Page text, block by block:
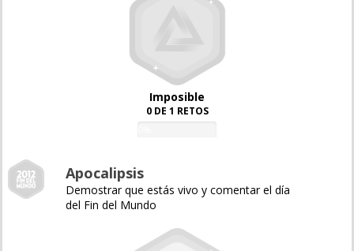
Imposible
0 DE 1 RETOS
Apocalipsis
Demostrar que estás vivo y comentar el día
del Fin del Mundo